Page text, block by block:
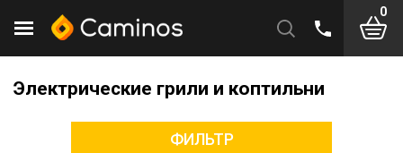
0
Электрические грили и коптильни
ФИЛЬТР